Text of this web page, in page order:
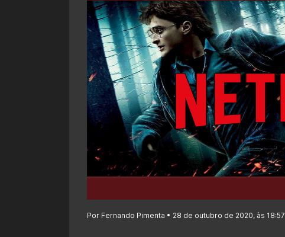
Por Fernando Pimenta • 28 de outubro de 2020, às 18:57